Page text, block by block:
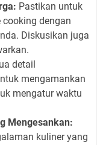
Pastikan untuk
dengan
Diskusikan juga
detail
mengamankan
mengatur waktu
Mengesankan:
kuliner yang